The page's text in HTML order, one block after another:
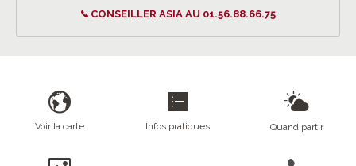
CONSEILLER ASIA AU 01.56.88.66.75
Voir la carte Infos pratiques Quand partir